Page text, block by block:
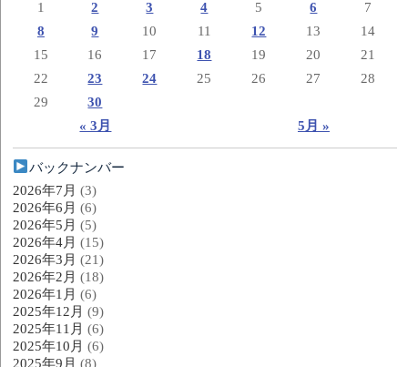
« 3月 5月 »
1 2 3 4 5 6
7
8
9 10 11 12 13
14
15
16 17 18 19 20
21
22
23 24 25 26 27
28
29
30
バックナンバー
2026年7月 (3)
2026年6月 (6)
2026年5月 (5)
2026年4月 (15)
2026年3月 (21)
2026年2月 (18)
2026年1月 (6)
2025年12月 (9)
2025年11月 (6)
2025年10月 (6)
2025年9月 (8)